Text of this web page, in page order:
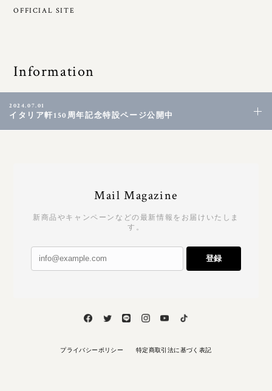
OFFICIAL SITE
Information
2024.07.01
イタリア軒150周年記念特設ページ公開中
Mail Magazine
新商品やキャンペーンなどの最新情報をお届けいたしま
す。
登録
プライバシーポリシー 特定商取引法に基づく表記